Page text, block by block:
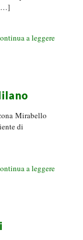
a leggere
Mirabello
di
a leggere